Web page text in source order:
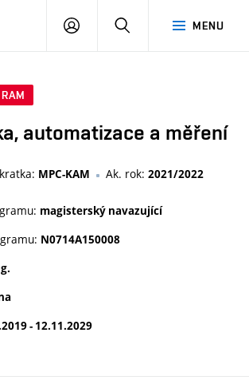
MENU
PŘIHLÁSIT
automatizace a měření
MPC-KAM Ak. rok: 2021/2022
magisterský navazující
N0714A150008
- 12.11.2029